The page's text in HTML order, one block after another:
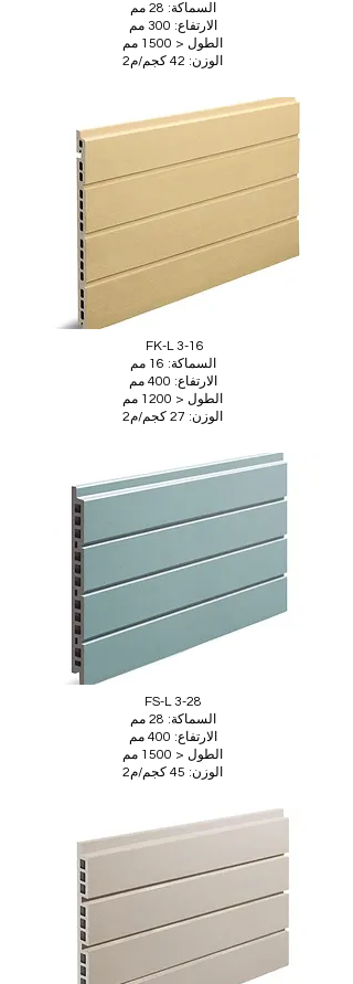
السماكة: 28 مم
الارتفاع: 300 مم
الطول < 1500 مم
الوزن: 42 كجم/م2
FK-L 3-16
السماكة: 16 مم
الارتفاع: 400 مم
الطول < 1200 مم
الوزن: 27 كجم/م2
FS-L 3-28
السماكة: 28 مم
الارتفاع: 400 مم
الطول < 1500 مم
الوزن: 45 كجم/م2